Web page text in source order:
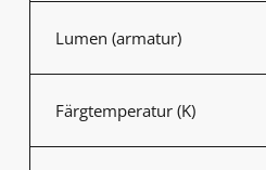
Lumen (armatur)
Färgtemperatur (K)